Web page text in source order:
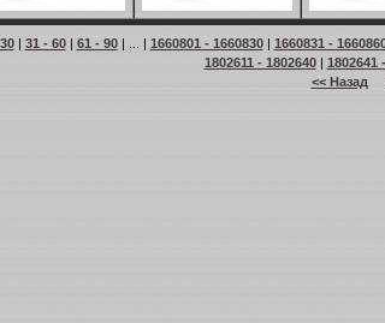
| 31 - 60| 61 - 90| ... | 1660801 - 1660830| 1660831 -
1802611 - 1802640| 1802641
<< Назад